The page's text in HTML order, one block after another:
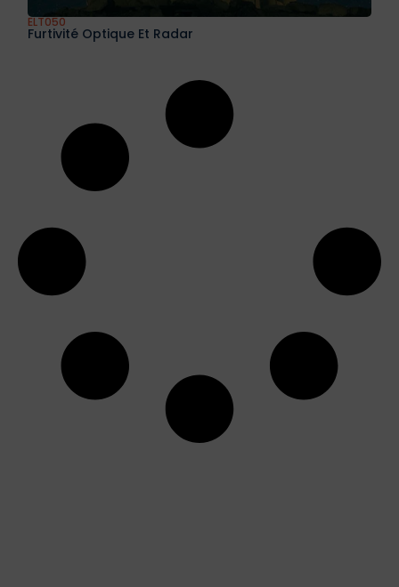
ELT050
Furtivité Optique Et Radar